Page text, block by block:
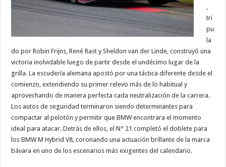
tri
pu
la
do por Robin Frijns, René Rast y Sheldon van der Linde, construyó una
victoria inolvidable luego de partir desde el undécimo lugar de la
grilla. La escudería alemana apostó por una táctica diferente desde el
comienzo, extendiendo su primer relevo más de lo habitual y
aprovechando de manera perfecta cada neutralización de la carrera.
Los autos de seguridad terminaron siendo determinantes para
compactar al pelotón y permitir que BMW encontrara el momento
ideal para atacar. Detrás de ellos, el N° 21 completó el doblete para
los BMW M Hybrid V8, coronando una actuación brillante de la marca
bávara en uno de los escenarios más exigentes del calendario.